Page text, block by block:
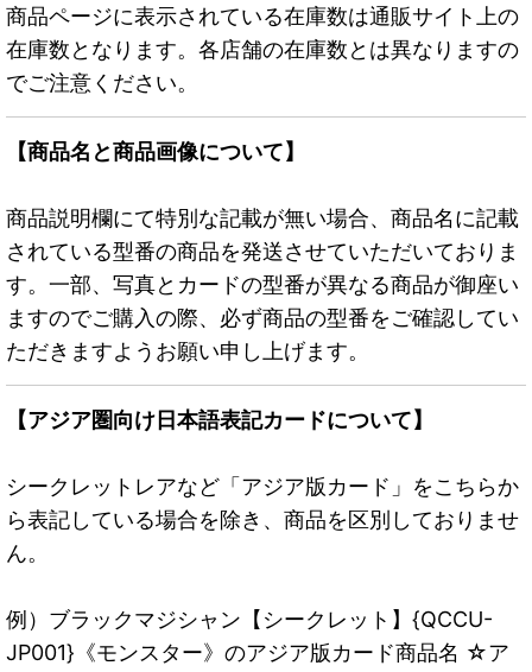
商品ページに表示されている在庫数は通販サイト上の
在庫数となります。各店舗の在庫数とは異なりますの
でご注意ください。
【商品名と商品画像について】
商品説明欄にて特別な記載が無い場合、商品名に記載
されている型番の商品を発送させていただいておりま
す。一部、写真とカードの型番が異なる商品が御座い
ますのでご購入の際、必ず商品の型番をご確認してい
ただきますようお願い申し上げます。
【アジア圏向け日本語表記カードについて】
シークレットレアなど「アジア版カード」をこちらか
ら表記している場合を除き、商品を区別しておりませ
ん。
例）ブラックマジシャン【シークレット】{QCCU-
JP001}《モンスター》のアジア版カード商品名 ☆ア